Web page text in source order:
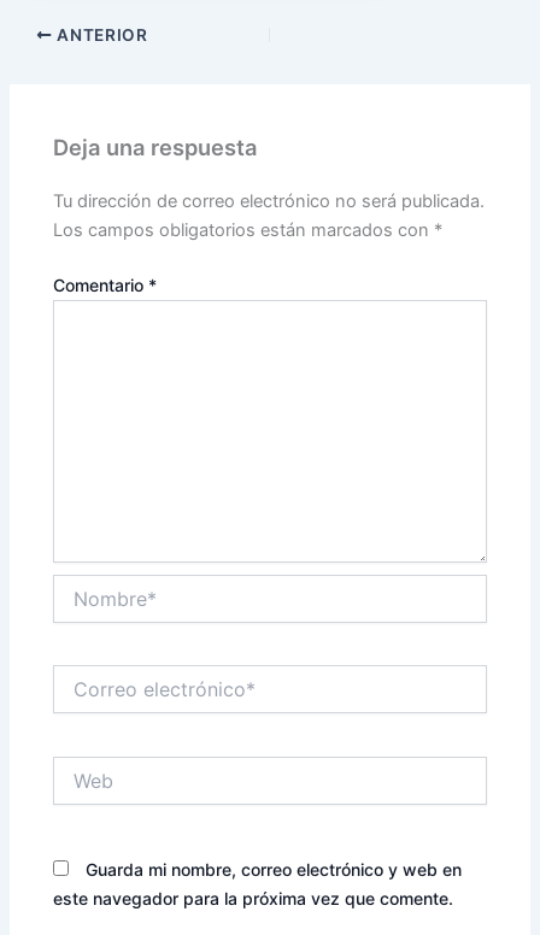
ANTERIOR
Deja una respuesta
Tu dirección de correo electrónico no será publicada.
Los campos obligatorios están marcados con *
Comentario *
electrónico*
Guarda mi nombre, correo electrónico y web en
este navegador para la próxima vez que comente.